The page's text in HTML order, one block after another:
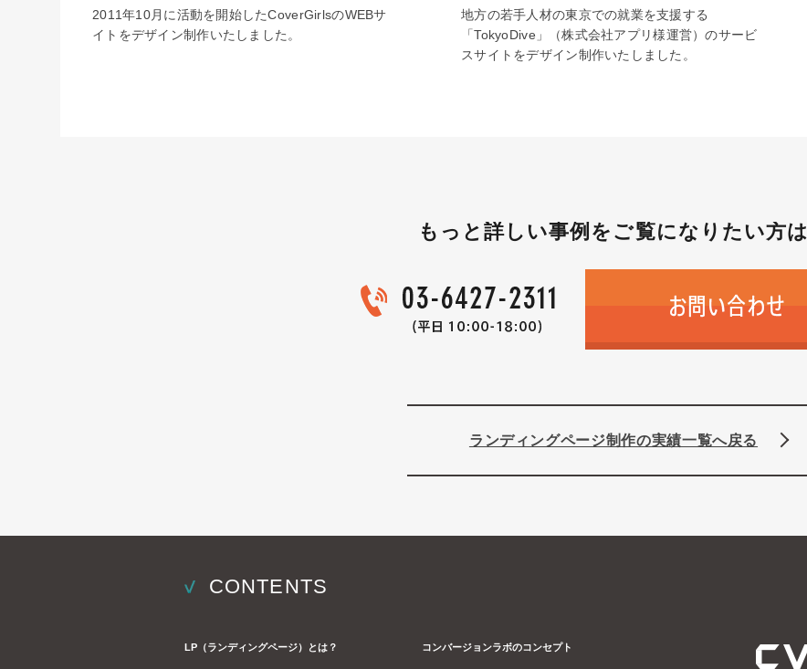
2011年10月に活動を開始したCoverGirlsのWEBサ
イトをデザイン制作いたしました。
地方の若手人材の東京での就業を支援する
「TokyoDive」（株式会社アプリ様運営）のサービ
スサイトをデザイン制作いたしました。
もっと詳しい事例をご覧になりたい方は
ランディングページ制作の実績一覧へ戻る
CONTENTS
LP（ランディングページ）とは？ コンバージョンラボのコンセプト